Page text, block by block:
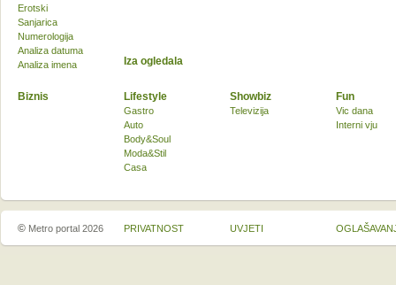
Biznis Lifestyle
Gastro
Auto
Body&Soul
Moda&Stil
Casa
Showbiz
Televizija
Fun
Vic dana
Interni vju
Erotski
Sanjarica
Numerologija
Analiza datuma
Analiza imena
Iza ogledala
© Metro portal 2026 PRIVATNOST UVJETI